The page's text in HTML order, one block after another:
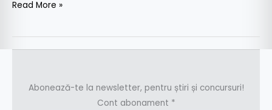
Read More »
Abonează-te la newsletter, pentru știri și concursuri!
Cont abonament *